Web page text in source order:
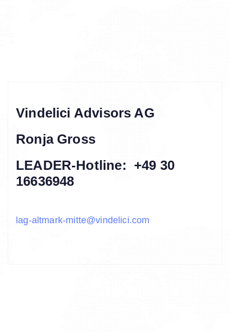
Vindelici Advisors AG
Ronja Gross
LEADER-Hotline: +49 30
16636948
lag-altmark-mitte@vindelici.com